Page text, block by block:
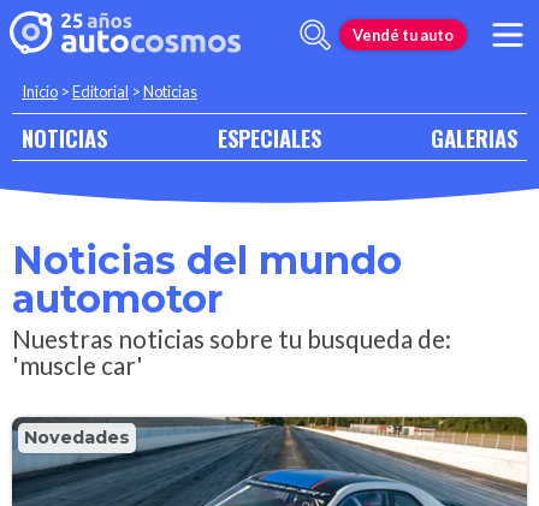
Vendé tu auto
Inicio >Editorial >Noticias
NOTICIAS ESPECIALES GALERIAS
Noticias del mundo
automotor
Nuestras noticias sobre tu busqueda de:
'muscle car'
Novedades